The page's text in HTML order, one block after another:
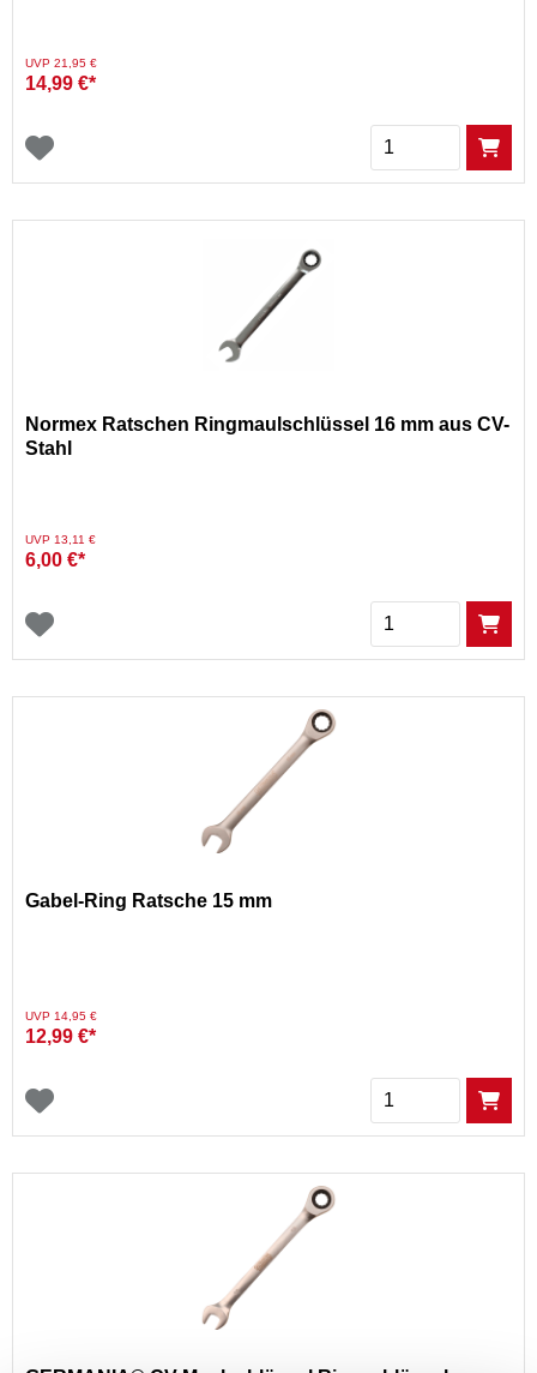
Preis reduziert von
UVP 21,95 €auf
14,99 €*
Menge
Normex Ratschen Ringmaulschlüssel 16 mm aus CV-
Stahl
Preis reduziert von
UVP 13,11 €auf
6,00 €*
Menge
Gabel-Ring Ratsche 15 mm
Preis reduziert von
UVP 14,95 €auf
12,99 €*
Menge